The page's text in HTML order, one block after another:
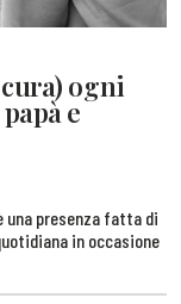
ogni
e
una presenza fatta di
in occasione